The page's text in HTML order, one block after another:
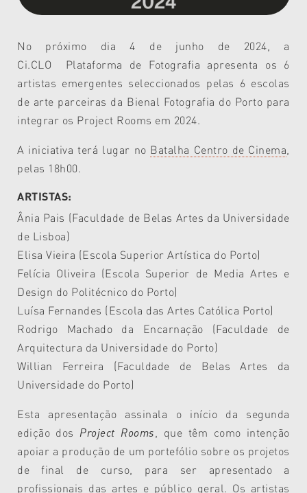
No próximo dia 4 de junho de 2024, a
Ci.CLO Plataforma de Fotografia apresenta os 6
artistas emergentes seleccionados pelas 6 escolas
de arte parceiras da Bienal Fotografia do Porto para
integrar os Project Rooms em 2024.
A iniciativa terá lugar no Batalha Centro de Cinema
pelas 18h00.
ARTISTAS:
Ânia Pais (Faculdade de Belas Artes da Universidade
de Lisboa)
Elisa Vieira (Escola Superior Artística do Porto)
Felícia Oliveira (Escola Superior de Media Artes e
Design do Politécnico do Porto)
Luísa Fernandes (Escola das Artes Católica Porto)
Rodrigo Machado da Encarnação (Faculdade de
Arquitectura da Universidade do Porto)
Willian Ferreira (Faculdade de Belas Artes da
Universidade do Porto)
Esta apresentação assinala o início da segunda
edição dos Project Rooms , que têm como intenção
apoiar a produção de um portefólio sobre os projetos
de final de curso, para ser apresentado a
profissionais das artes e público geral. Os artistas